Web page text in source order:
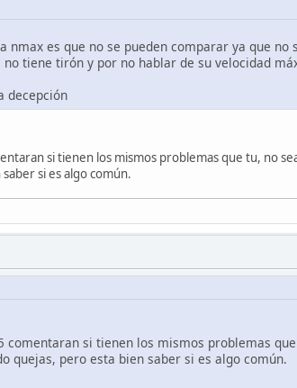
es que no se pueden comparar ya que no
tiene tirón y por no hablar de su velocidad
decepción
si tienen los mismos problemas que tu, no
si es algo común.
comentaran si tienen los mismos problemas
quejas, pero esta bien saber si es algo común.